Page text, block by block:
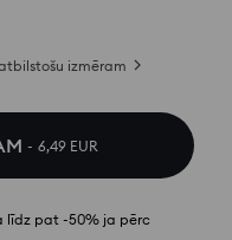
izmēram
6,49 EUR
līdz pat -50% ja pērc